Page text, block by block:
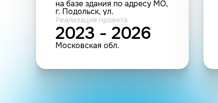
на базе здания по адресу МО,
г. Подольск, ул.
Железнодорожная, 18а (3 551
кв.м.; 101 п.м.; 1 136 шт.
(прочие))
Реализация проекта
2023 - 2026
Московская обл.